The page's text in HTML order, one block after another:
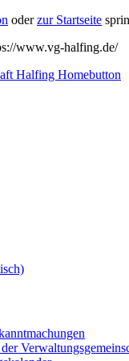
oderzur Startseite
www.vg-halfing.de/